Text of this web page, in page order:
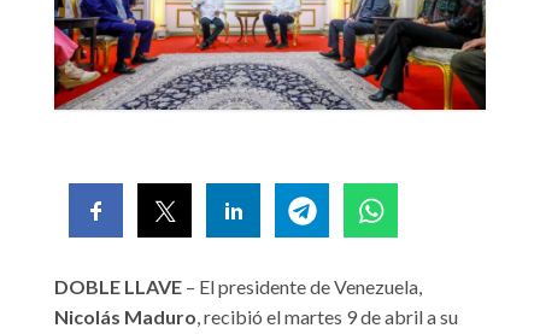
DOBLE LLAVE – El presidente de Venezuela,
Nicolás Maduro, recibió el martes 9 de abril a su